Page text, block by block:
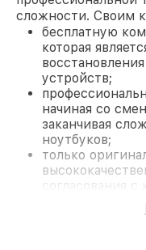
сложности. Своим
бесплатную
которая
устройств;
начиная со
заканчивая
ноутбуков;
только
согласования с
На все работы и
предоставляется